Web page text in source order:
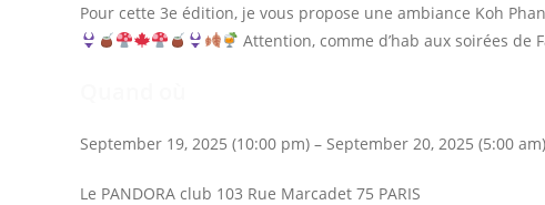
Pour cette 3e édition, je vous propose une ambiance Koh
Attention, comme d’hab aux soirées de
September 19, 2025 (10:00 pm) – September 20, 2025 (5:00 am)
Le PANDORA club 103 Rue Marcadet 75 PARIS